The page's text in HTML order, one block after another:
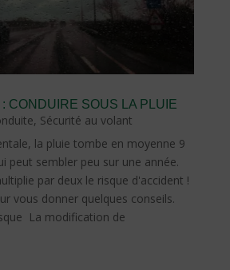
: CONDUIRE SOUS LA PLUIE
, Sécurité au volant
la pluie tombe en moyenne 9
peut sembler peu sur une année.
par deux le risque d'accident !
vous donner quelques conseils.
La modification de